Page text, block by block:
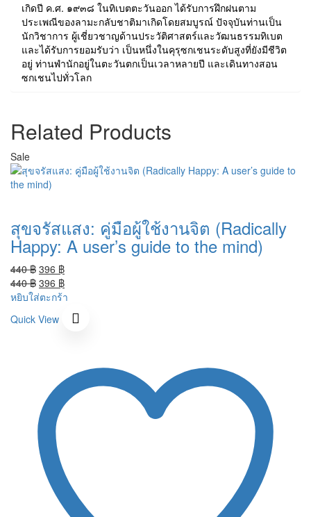
เกิดปี ค.ศ. ๑๙๓๘ ในทิเบตตะวันออก ได้รับการฝึกฝนตาม
ประเพณีของลามะกลับชาติมาเกิดโดยสมบูรณ์ ปัจจุบันท่านเป็น
นักวิชาการ ผู้เชี่ยวชาญด้านประวัติศาสตร์และวัฒนธรรมทิเบต
และได้รับการยอมรับว่า เป็นหนึ่งในคุรุซกเชนระดับสูงที่ยังมีชีวิต
อยู่ ท่านพำนักอยู่ในตะวันตกเป็นเวลาหลายปี และเดินทางสอน
ซกเชนไปทั่วโลก
Related Products
Sale
สุขจรัสแสง: คู่มือผู้ใช้งานจิต (Radically
Happy: A user’s guide to the mind)
440฿ Original
price
was:
396 ฿Current
price
is:
396 ฿.
440฿ Original
price
440 ฿.
396 ฿Current
price
is:
396 ฿.
หยิบใส่ตะกร้า
Quick View